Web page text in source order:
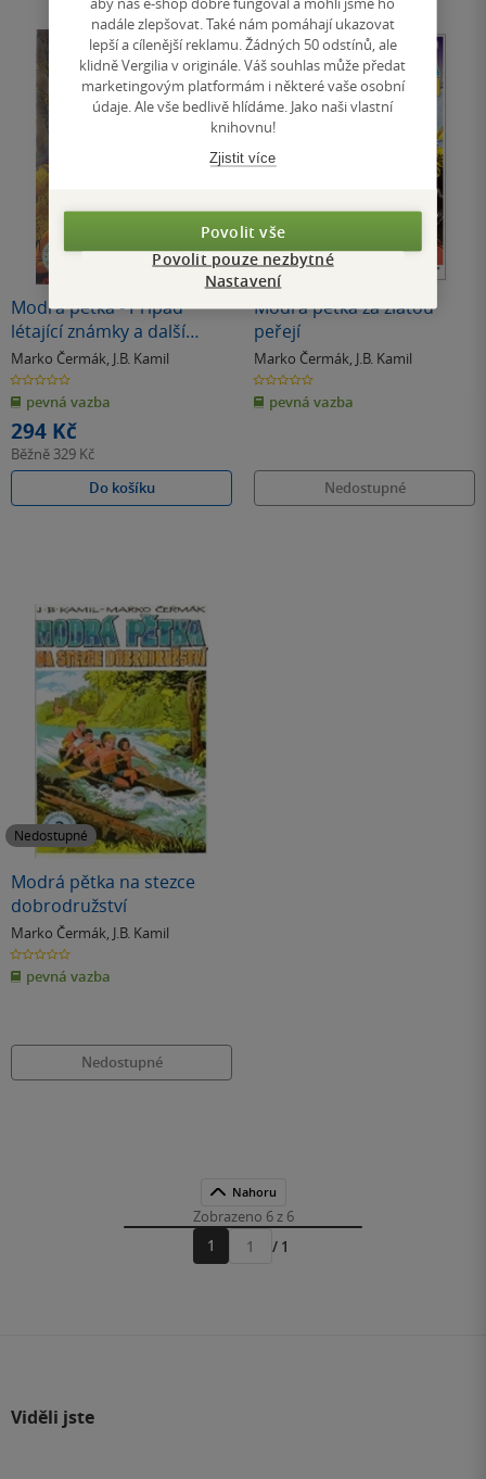
Modrá pětka - Případ
létající známky a další
příběhy
Marko Čermák, J.B. Kamil
0.0
z
5
hvězdiček
pevná vazba
294 Kč
Běžně 329 Kč
Do košíku
Nedostupné
Modrá pětka za zlatou
peřejí
Marko Čermák, J.B. Kamil
0.0
z
5
hvězdiček
pevná vazba
Nedostupné
Nedostupné
Modrá pětka na stezce
dobrodružství
Marko Čermák, J.B. Kamil
0.0
z
5
hvězdiček
pevná vazba
Nedostupné
Nahoru
Zobrazeno 6 z 6
1
Přejít
/ 1
Viděli jste
nadále zlepšovat. Také nám pomáhají ukazovat
lepší a cílenější reklamu. Žádných 50 odstínů, ale
klidně Vergilia v originále. Váš souhlas může předat
marketingovým platformám i některé vaše osobní
údaje. Ale vše bedlivě hlídáme. Jako naši vlastní
knihovnu!
Zjistit více
Povolit vše
Povolit pouze nezbytné
Nastavení